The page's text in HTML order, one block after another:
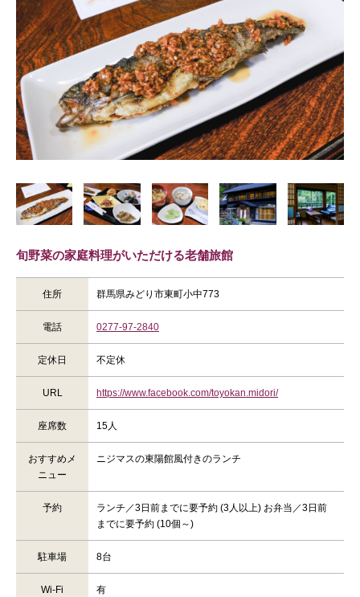
旬野菜の家庭料理がいただける老舗旅館
住所 群馬県みどり市東町小中773
電話 0277-97-2840
定休日 不定休
URL https://www.facebook.com/toyokan.midori/
座席数 15人
おすすめメ
ニュー
ニジマスの東陽館風付きのランチ
予約
ランチ／3日前までに要予約 (3人以上) お弁当／3日前
までに要予約 (10個～)
駐車場 8台
Wi-Fi 有